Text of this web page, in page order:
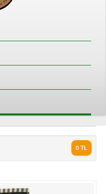
0 TL